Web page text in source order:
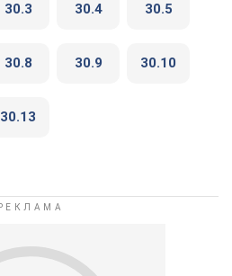
30.3 30.4 30.5
30.8 30.9 30.10
30.13